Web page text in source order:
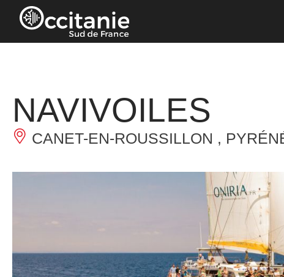
Cookies management panel
NAVIVOILES
CANET-EN-ROUSSILLON ,